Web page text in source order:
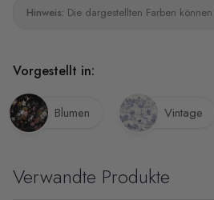
Hinweis: Die dargestellten Farben
Vorgestellt in:
Blumen Vintage
Verwandte Produkte